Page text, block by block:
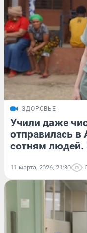
ЗДОРОВЬЕ
Учили даже
отправилась в
сотням людей.
11 марта, 2026, 21:30